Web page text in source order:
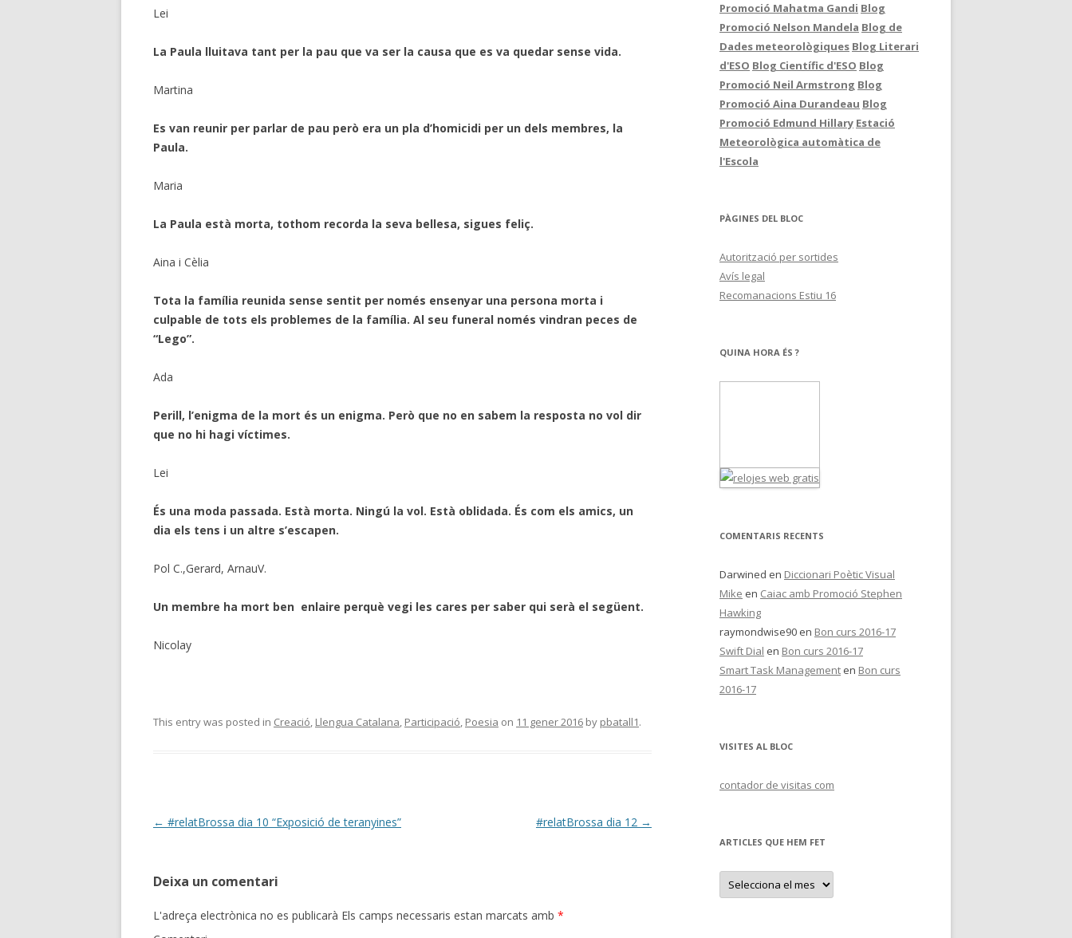
Lei
La Paula lluitava tant per la pau que va ser la causa que es va quedar sense vida.
Martina
Es van reunir per parlar de pau però era un pla d’homicidi per un dels membres, la
Paula.
Maria
La Paula està morta, tothom recorda la seva bellesa, sigues feliç.
Aina i Cèlia
Tota la família reunida sense sentit per només ensenyar una persona morta i
culpable de tots els problemes de la família. Al seu funeral només vindran peces de
“Lego”.
Ada
Perill, l’enigma de la mort és un enigma. Però que no en sabem la resposta no vol dir
que no hi hagi víctimes.
Lei
És una moda passada. Està morta. Ningú la vol. Està oblidada. És com els amics, un
dia els tens i un altre s’escapen.
Pol C.,Gerard, ArnauV.
Un membre ha mort ben enlaire perquè vegi les cares per saber qui serà el següent.
Nicolay
This entry was posted in Creació, Llengua Catalana, Participació, Poesia on 11 gener 2016 by pbatall1.
Post
← #relatBrossa dia 10 “Exposició de teranyines” #relatBrossa dia 12 →
Deixa un comentari
L'adreça electrònica no es publicarà Els camps necessaris estan marcats amb *
Promoció Mahatma Gandi Blog
Promoció Nelson Mandela Blog de
Dades meteorològiques Blog Literari
d'ESO Blog Científic d'ESO Blog
Promoció Neil Armstrong Blog
Promoció Aina Durandeau Blog
Promoció Edmund Hillary Estació
Meteorològica automàtica de
l'Escola
PÀGINES DEL BLOC
Autorització per sortides
Avís legal
Recomanacions Estiu 16
QUINA HORA ÉS ?
COMENTARIS RECENTS
Darwined en Diccionari Poètic Visual
Mike en Caiac amb Promoció Stephen
Hawking
raymondwise90 en Bon curs 2016-17
Swift Dial en Bon curs 2016-17
Smart Task Management en Bon curs
2016-17
VISITES AL BLOC
contador de visitas com
ARTICLES QUE HEM FET
A
t